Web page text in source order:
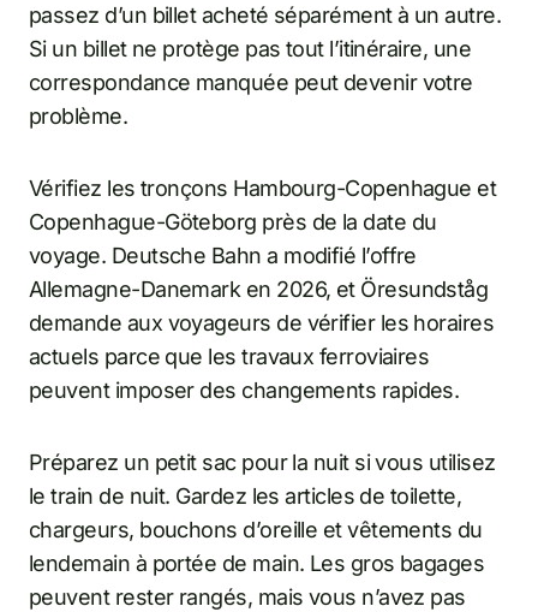
passez d’un billet acheté séparément à un autre.
Si un billet ne protège pas tout l’itinéraire, une
correspondance manquée peut devenir votre
problème.
Vérifiez les tronçons Hambourg-Copenhague et
Copenhague-Göteborg près de la date du
voyage. Deutsche Bahn a modifié l’offre
Allemagne-Danemark en 2026, et Öresundståg
demande aux voyageurs de vérifier les horaires
actuels parce que les travaux ferroviaires
peuvent imposer des changements rapides.
Préparez un petit sac pour la nuit si vous utilisez
le train de nuit. Gardez les articles de toilette,
chargeurs, bouchons d’oreille et vêtements du
lendemain à portée de main. Les gros bagages
peuvent rester rangés, mais vous n’avez pas